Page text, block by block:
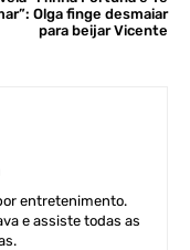
Olga finge desmaiar
para beijar Vicente
entretenimento.
e assiste todas as